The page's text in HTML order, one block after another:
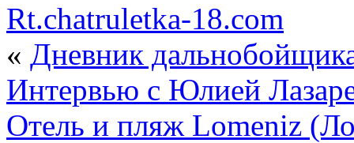
Rt.chatruletka-18.com
« Дневник
Интервью с Юлией
Отель и пляж Lomeniz